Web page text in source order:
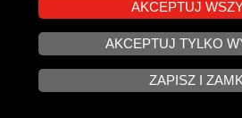
Zobacz
profil
Powrót
AKCEPTUJ
AKCEPTUJ TYLKO
ZAPISZ I
ZARZĄDZAJ